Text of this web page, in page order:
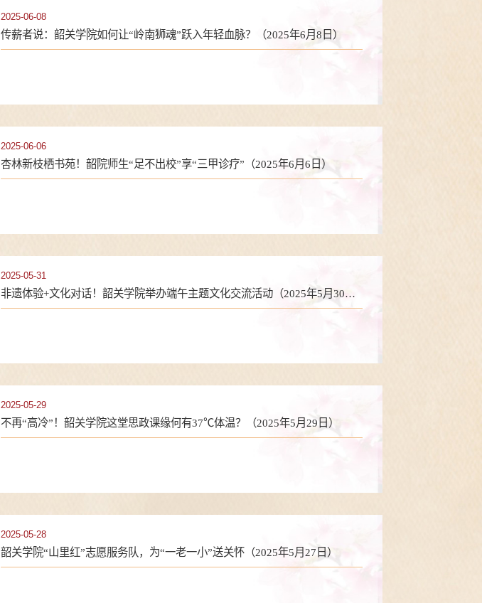
2025-06-08
传薪者说：韶关学院如何让“岭南狮魂”跃入年轻血脉？（2025年6月8日）
2025-06-06
杏林新枝栖书苑！韶院师生“足不出校”享“三甲诊疗”（2025年6月6日）
2025-05-31
非遗体验+文化对话！韶关学院举办端午主题文化交流活动（2025年5月30
日）
2025-05-29
不再“高冷”！韶关学院这堂思政课缘何有37℃体温？（2025年5月29日）
2025-05-28
韶关学院“山里红”志愿服务队，为“一老一小”送关怀（2025年5月27日）